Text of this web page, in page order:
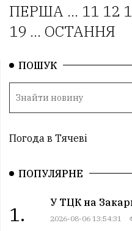
ПЕРША ... 11 12
19 ... ОСТАННЯ
ПОШУК
Погода в Тячеві
ПОПУЛЯРНЕ
1.
У ТЦК на
2026-08-06 13:54:31